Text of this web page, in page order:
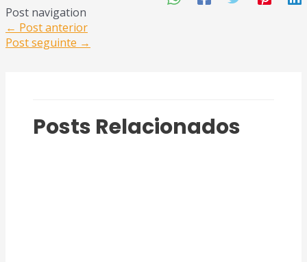
Post navigation
← Post anterior
Post seguinte →
Posts Relacionados